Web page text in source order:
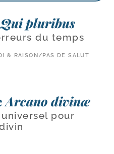
Qui pluribus
du temps
& RAISON/PAS DE SALUT
Arcano divinæ
pour